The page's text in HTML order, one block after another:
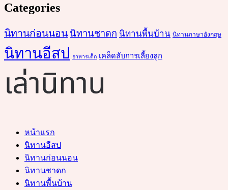
Categories
นิทานก่อนนอน นิทานชาดก นิทานพื้นบ้าน นิทานภาษาอังกฤษ
นิทานอีสป อาหารเด็ก เคล็ดลับการเลี้ยงลูก
หน้าแรก
นิทานอีสป
นิทานก่อนนอน
นิทานชาดก
นิทานพื้นบ้าน